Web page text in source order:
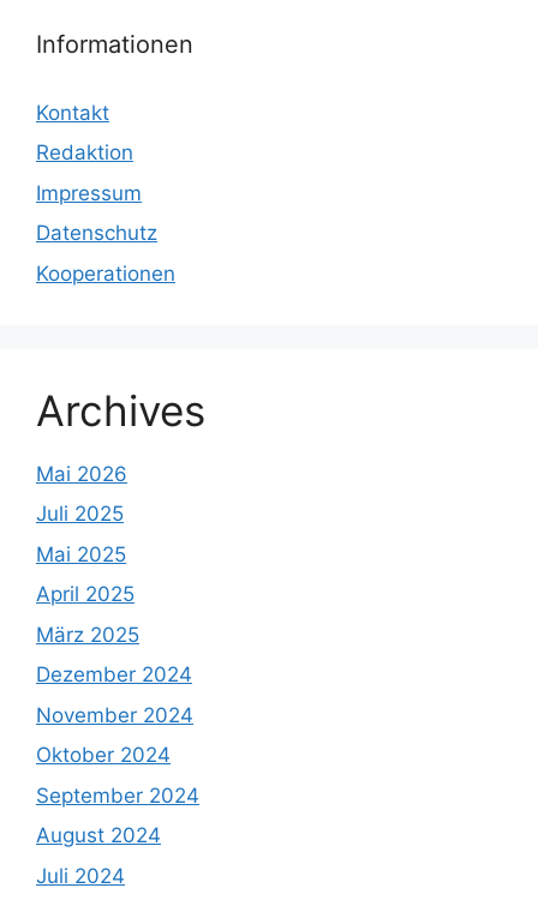
Informationen
Kontakt
Redaktion
Impressum
Datenschutz
Kooperationen
Archives
Mai 2026
Juli 2025
Mai 2025
April 2025
März 2025
Dezember 2024
November 2024
Oktober 2024
September 2024
August 2024
Juli 2024